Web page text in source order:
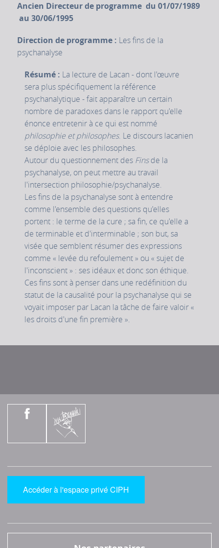
Ancien Directeur de programme du 01/07/1989
au 30/06/1995
Direction de programme : Les fins de la
psychanalyse
Résumé : La lecture de Lacan - dont l'œuvre
sera plus spécifiquement la référence
psychanalytique - fait apparaître un certain
nombre de paradoxes dans le rapport qu'elle
énonce entretenir à ce qui est nommé
philosophie et philosophes. Le discours lacanien
se déploie avec les philosophes.
Autour du questionnement des Finsde la
psychanalyse, on peut mettre au travail
l'intersection philosophie/psychanalyse.
Les fins de la psychanalyse sont à entendre
comme l'ensemble des questions qu'elles
portent : le terme de la cure ; sa fin, ce qu'elle a
de terminable et d'interminable ; son but, sa
visée que semblent résumer des expressions
comme « levée du refoulement » ou « sujet de
l'inconscient » : ses idéaux et donc son éthique.
Ces fins sont à penser dans une redéfinition du
statut de la causalité pour la psychanalyse qui se
voyait imposer par Lacan la tâche de faire valoir «
les droits d'une fin première ».
Accéder à l'espace privé CIPH